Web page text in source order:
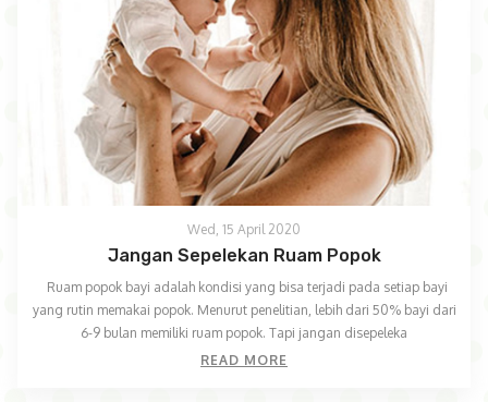
Wed, 15 April 2020
Jangan Sepelekan Ruam Popok
Ruam popok bayi adalah kondisi yang bisa terjadi pada setiap bayi
yang rutin memakai popok. Menurut penelitian, lebih dari 50% bayi dari
6-9 bulan memiliki ruam popok. Tapi jangan disepeleka
READ MORE